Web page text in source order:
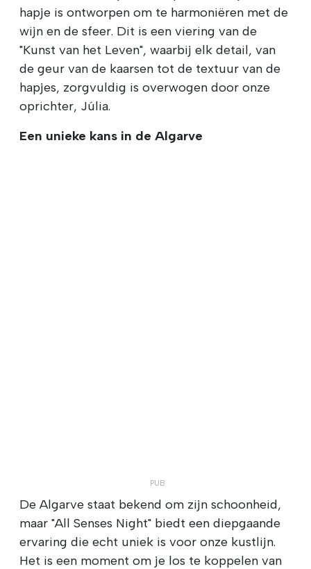
hapje is ontworpen om te harmoniëren met de
wijn en de sfeer. Dit is een viering van de
"Kunst van het Leven", waarbij elk detail, van
de geur van de kaarsen tot de textuur van de
hapjes, zorgvuldig is overwogen door onze
oprichter, Júlia.
Een unieke kans in de Algarve
De Algarve staat bekend om zijn schoonheid,
maar "All Senses Night" biedt een diepgaande
ervaring die echt uniek is voor onze kustlijn.
Het is een moment om je los te koppelen van